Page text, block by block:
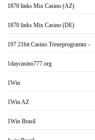
1870 links Mix Casino (AZ)
1870 links Mix Casino (DE)
197 21bit Casino Treueprogramm –
1daycasino777.org
1Win
1Win AZ
1Win Brasil